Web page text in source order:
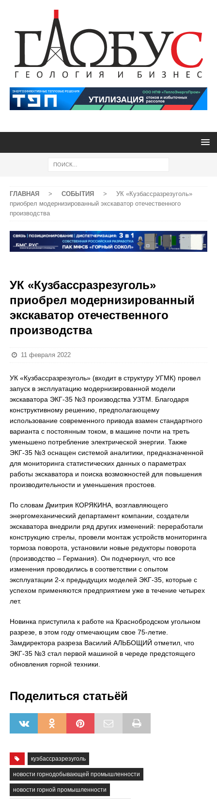
ГЛАВНАЯ > СОБЫТИЯ >
УК «Кузбассразрезуголь»
приобрел модернизированный экскаватор отечественного
производства
УК «Кузбассразрезуголь»
приобрел модернизированный
экскаватор отечественного
производства
11 февраля 2022
УК «Кузбассразрезуголь» (входит в структуру УГМК) провел
запуск в эксплуатацию модернизированной модели
экскаватора ЭКГ-35 №3 производства УЗТМ. Благодаря
конструктивному решению, предполагающему
использование современного привода взамен стандартного
варианта с постоянным током, в машине почти на треть
уменьшено потребление электрической энергии. Также
ЭКГ-35 №3 оснащен системой аналитики, предназначенной
для мониторинга статистических данных о параметрах
работы экскаватора и поиска возможностей для повышения
производительности и уменьшения простоев.
По словам Дмитрия КОРЯКИНА, возглавляющего
энергомеханический департамент компании, создатели
экскаватора внедрили ряд других изменений: переработали
конструкцию стрелы, провели монтаж устройств мониторинга
тормоза поворота, установили новые редукторы поворота
(производство – Германия). Он подчеркнул, что все
изменения проводились в соответствии с опытом
эксплуатации 2-х предыдущих моделей ЭКГ-35, которые с
успехом применяются предприятием уже в течение четырех
лет.
Новинка приступила к работе на Краснобродском угольном
разрезе, в этом году отмечающим свое 75-летие.
Замдиректора разреза Василий АЛЬБОЩИЙ отметил, что
ЭКГ-35 №3 стал первой машиной в череде предстоящего
обновления горной техники.
Поделиться статьёй
кузбассразрезуголь
новости горнодобывающей промышленности
новости горной промышленности